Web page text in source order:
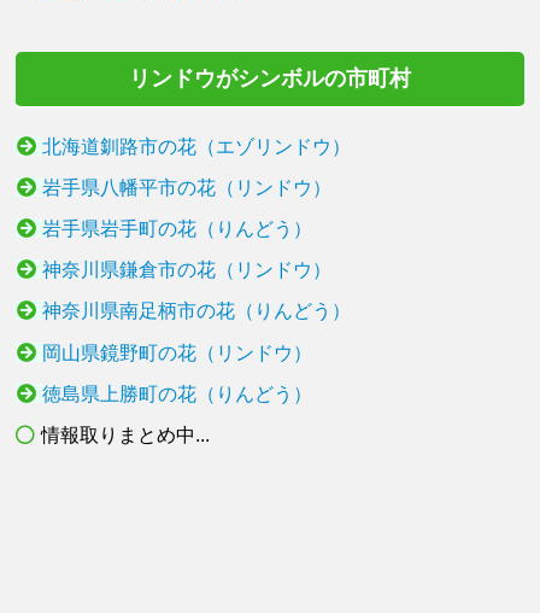
リンドウがシンボルの市町村
北海道釧路市の花（エゾリンドウ）
岩手県八幡平市の花（リンドウ）
岩手県岩手町の花（りんどう）
神奈川県鎌倉市の花（リンドウ）
神奈川県南足柄市の花（りんどう）
岡山県鏡野町の花（リンドウ）
徳島県上勝町の花（りんどう）
情報取りまとめ中...